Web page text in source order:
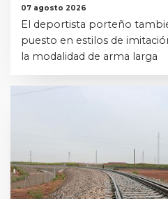
07 agosto 2026
El deportista porteño
puesto en estilos de
la modalidad de arma larga